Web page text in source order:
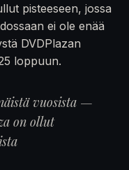
pisteeseen, jossa
ei ole enää
DVDPlazan
loppuun.
vuosista —
on ollut